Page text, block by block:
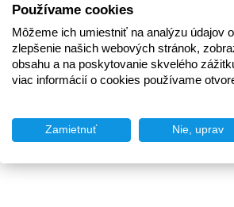
Používame cookies
Môžeme ich umiestniť na analýzu údajov
zlepšenie našich webových stránok,
obsahu a na poskytovanie skvelého
viac informácií o cookies používame
Zamietnuť Nie, uprav